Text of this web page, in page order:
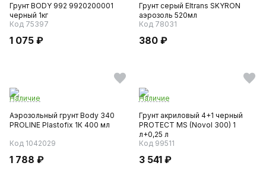
Грунт BODY 992 9920200001
черный 1кг
Код 75397
1 075 ₽
Грунт серый Eltrans SKYRON
аэрозоль 520мл
Код 78031
380 ₽
Наличие
Аэрозольный грунт Body 340
PROLINE Plastofix 1К 400 мл
Код 1042029
1 788 ₽
Наличие
Грунт акриловый 4+1 черный
PROTECT MS (Novol 300) 1
л+0,25 л
Код 99511
3 541 ₽